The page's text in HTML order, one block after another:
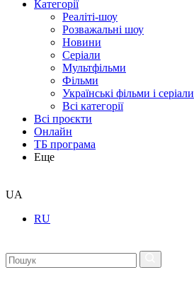
Категорії
Реаліті-шоу
Розважальні шоу
Новини
Серіали
Мультфільми
Фільми
Українські фільми і серіали
Всі категорії
Всі проєкти
Онлайн
ТБ програма
Еще
UA
RU